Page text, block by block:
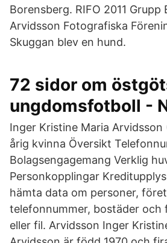
Borensberg. RIFO 2011 Grupp
Arvidsson Fotografiska
Skuggan blev en hund.
72 sidor om
ungdomsfotboll -
Inger Kristine Maria
årig kvinna Översikt
Bolagsengagemang Verklig
Personkopplingar
hämta data om personer,
telefonnummer, bostäder och
eller fil. Arvidsson Inger